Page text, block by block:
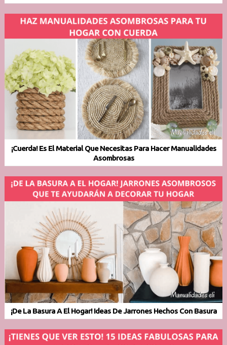
¡Cuerda! Es El Material Que Necesitas Para Hacer Manualidades
Asombrosas
¡De La Basura A El Hogar! Ideas De Jarrones Hechos Con Basura